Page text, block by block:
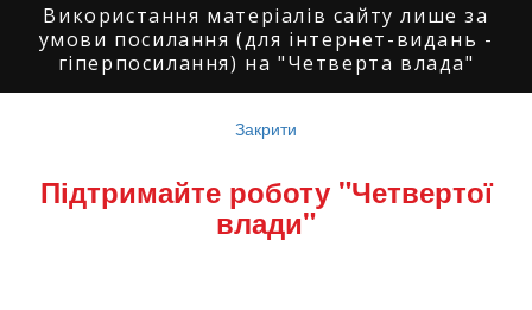
Використання матеріалів сайту лише за
умови посилання (для інтернет-видань -
гіперпосилання) на "Четверта влада"
"Четверта влада": 2008-2026.
Володимир Торбіч: 2008-2026.
SoftGroup
Закрити
Підтримайте роботу "Четвертої
влади"